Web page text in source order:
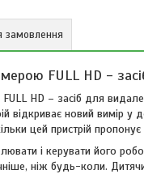
замовлення
FULL HD -
HD – засіб для
відкриває новий вимір
цей пристрій
і керувати його
ніж будь-коли.